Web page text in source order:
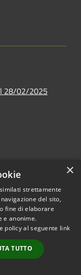
28/02/2025
© 2026 • Comune di
•
Accesso
redazione
×
strettamente
del sito,
fine di elaborare
e anonime.
policy al seguente link
TUTTO